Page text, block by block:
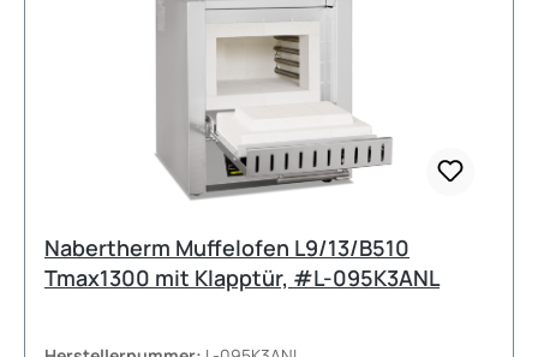
Nabertherm Muffelofen L9/13/B510
Tmax1300 mit Klapptür, #L-095K3ANL